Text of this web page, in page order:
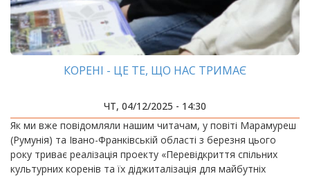
КОРЕНІ - ЦЕ ТЕ, ЩО НАС ТРИМАЄ
ЧТ, 04/12/2025 - 14:30
Як ми вже повідомляли нашим читачам, у повіті Марамуреш
(Румунія) та Івано-Франківській області з березня цього
року триває реалізація проекту «Перевідкриття спільних
культурних коренів та їх діджиталізація для майбутніх